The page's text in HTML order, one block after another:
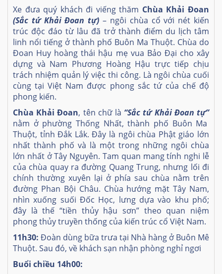
Xe đưa quý khách đi viếng thăm Chùa Khải Đoan
(Sắc tứ Khải Đoan tự) – ngôi chùa cổ với nét kiến
trúc độc đáo từ lâu đã trở thành điểm du lịch tâm
linh nổi tiếng ở thành phố Buôn Ma Thuột. Chùa do
Đoan Huy hoàng thái hậu mẹ vua Bảo Đại cho xây
dựng và Nam Phương Hoàng Hậu trực tiếp chịu
trách nhiệm quản lý việc thi công. Là ngôi chùa cuối
cùng tại Việt Nam được phong sắc tứ của chế độ
phong kiến.
Chùa Khải Đoan, tên chữ là “Sắc tứ Khải Đoan tự”
nằm ở phường Thống Nhất, thành phố Buôn Ma
Thuột, tỉnh Đắk Lắk. Đây là ngôi chùa Phật giáo lớn
nhất thành phố và là một trong những ngôi chùa
lớn nhất ở Tây Nguyên. Tam quan mang tính nghi lễ
của chùa quay ra đường Quang Trung, nhưng lối đi
chính thường xuyên lại ở phía sau chùa nằm trên
đường Phan Bội Châu. Chùa hướng mặt Tây Nam,
nhìn xuống suối Đốc Học, lưng dựa vào khu phố;
đây là thế “tiền thủy hậu sơn” theo quan niệm
phong thủy truyền thống của kiến trúc cổ Việt Nam.
11h30: Đoàn dùng bữa trưa tại Nhà hàng ở Buôn Mê
Thuột. Sau đó, về khách sạn nhận phòng nghỉ ngơi
Buổi chiều 14h00: